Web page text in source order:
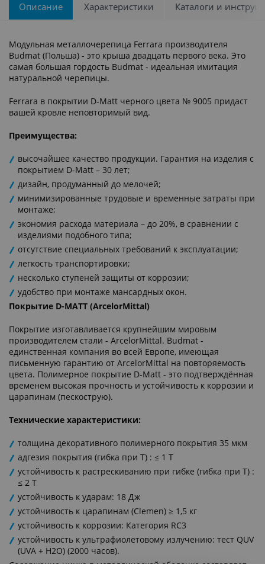
Описание Характеристики Каталоги и
Модульная металлочерепица Ferrara производителя
Budmat (Польша) - это крыша двадцать первого века. Это
самая большая гордость Budmat - идеальная имитация
натуральной черепицы.
Ferrara в покрытии D-Matt черного цвета № 9005 придаст
вашей кровле неповторимый вид.
Преимущества:
высочайшее качество продукции. Гарантия на изделия с
покрытием D-Matt – 30 лет;
дизайн, продуманный до мелочей;
минимизированные трудовые и временные затраты при
монтаже;
экономия расхода материала – до 20%, в сравнении с
изделиями подобного типа;
отсутствие специальных требований к эксплуатации;
легкость транспортировки;
несколько ступеней защиты от коррозии;
удобство при монтаже мансардных окон.
Покрытие D-MATT (ArcelorMittal)
Покрытие изготавливается крупнейшим мировым
производителем стали - ArcelorMittal. Budmat -
единственная компания во всей Европе, имеющая
письменную гарантию от ArcelorMittal на повторяемость
цвета. Полимерное покрытие D-Matt - это подтверждённая
временем высокая прочность и устойчивость к коррозии и
царапинам (пескострую).
Технические характеристики:
толщина декоративного полимерного покрытия 35 мкм
адгезия покрытия (гибка при Т) : ≤ 1 T
устойчивость к растрескиванию при гибке (гибка при Т) :
≤ 2 T
устойчивость к ударам: 18 Дж
устойчивость к царапинам (Clemen) ≥ 1,5 кг
устойчивость к коррозии: Категория RC3
устойчивость к ультрафиолетовому излучению: тест QUV
(UVA + H2O) (2000 часов).